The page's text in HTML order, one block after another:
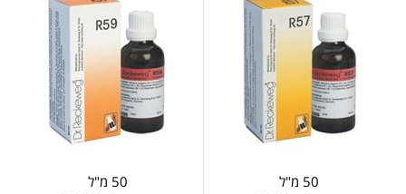
50 מ"ל
50 מ"ל